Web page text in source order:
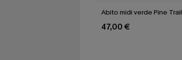
Abito midi verde Pine Trail
47,00 €